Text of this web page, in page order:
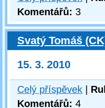
Komentářů: 3
Svatý Tomáš
15. 3. 2010
Celý příspěvek
Komentářů: 4